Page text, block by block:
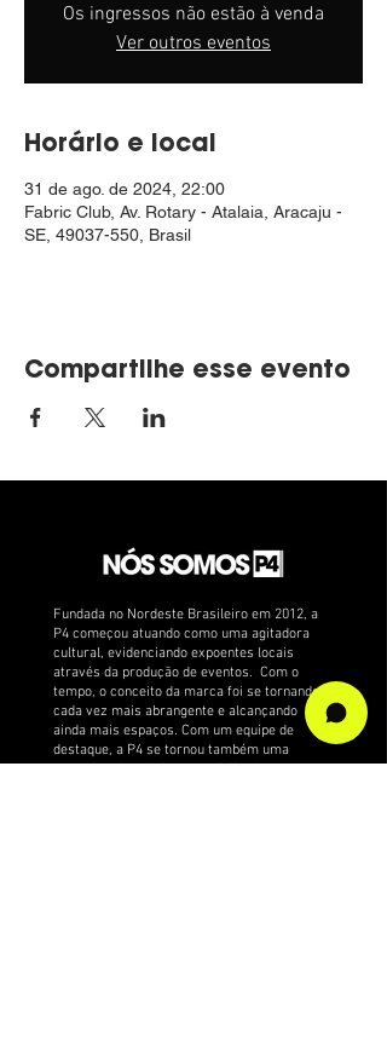
Os ingressos não estão à venda
Ver outros eventos
Horário e local
31 de ago. de 2024, 22:00
Fabric Club, Av. Rotary - Atalaia, Aracaju -
SE, 49037-550, Brasil
Compartilhe esse evento
Fundada no Nordeste Brasileiro em 2012, a
P4 começou atuando como uma agitadora
cultural, evidenciando expoentes locais
através da produção de eventos. Com o
tempo, o conceito da marca foi se tornando
cada vez mais abrangente e alcançando
ainda mais espaços. Com um equipe de
destaque, a P4 se tornou também uma
gravadora brasileira especializada em